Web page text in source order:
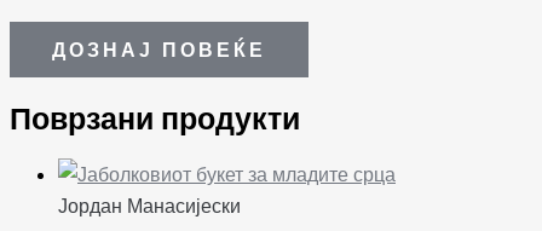
ДОЗНАЈ ПОВЕЌЕ
Поврзани продукти
Јордан Манасијески